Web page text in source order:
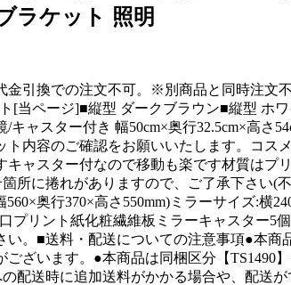
ラケット 照明
引換での注文不可。※別商品と同時注
当ページ]■縦型 ダークブラウン■縦型 ホ
ャスター付き 幅50cm×奥行32.5cm×高さ
内容のご確認をお願いいたします。コス
ャスター付なので移動も楽です材質は
所に捲れがありますので、ご了承下さい(
奥行370×高さ550mm)ミラーサイズ:横
プリント紙化粧繊維板ミラーキャスター
い。■送料・配送についての注意事項●本
ざいます。●本商品は同梱区分【TS1490
配送時に追加送料がかかる場合や、配送